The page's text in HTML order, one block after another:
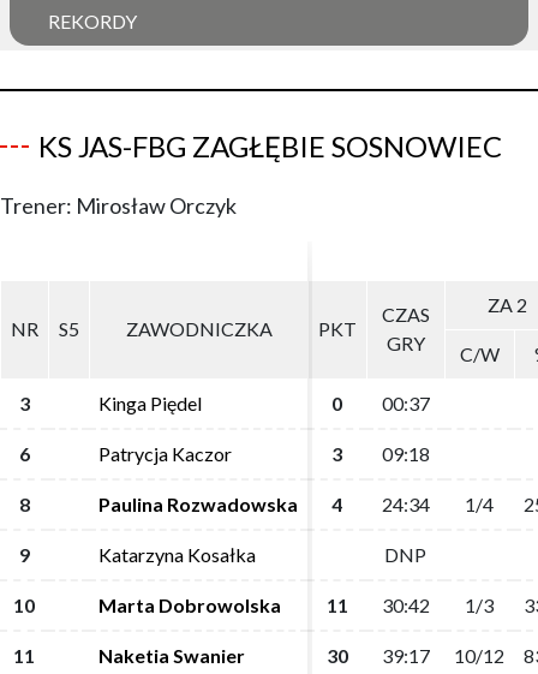
REKORDY
KS JAS-FBG ZAGŁĘBIE SOSNOWIEC
Trener: Mirosław Orczyk
NR S5 ZAWODNICZKA PKT
CZAS
GRY
ZA 2
C/W
3 Kinga Piędel 0 00:37
6 Patrycja Kaczor 3 09:18
8 Paulina Rozwadowska 4 24:34 1/4
9 Katarzyna Kosałka DNP
10 Marta Dobrowolska 11 30:42 1/3
11 Naketia Swanier 30 39:17 10/12
NR S5 ZAWODNICZKA PKT
CZAS
GRY
ZA 2
C/W
3 Kinga Piędel 0 00:37
6 Patrycja Kaczor 3 09:18
8 Paulina Rozwadowska 4 24:34 1/4
9 Katarzyna Kosałka DNP
10 Marta Dobrowolska 11 30:42 1/3
11 Naketia Swanier 30 39:17 10/12